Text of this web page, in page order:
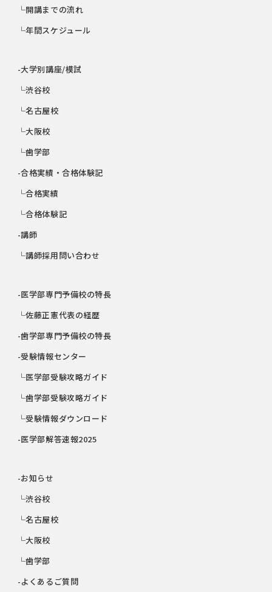
└開講までの流れ
└年間スケジュール
-大学別講座/模試
└渋谷校
└名古屋校
└大阪校
└歯学部
-合格実績・合格体験記
└合格実績
└合格体験記
-講師
└講師採用問い合わせ
-医学部専門予備校の特長
└佐藤正憲代表の経歴
-歯学部専門予備校の特長
-受験情報センター
└医学部受験攻略ガイド
└歯学部受験攻略ガイド
└受験情報ダウンロード
-医学部解答速報2025
-お知らせ
└渋谷校
└名古屋校
└大阪校
└歯学部
-よくあるご質問